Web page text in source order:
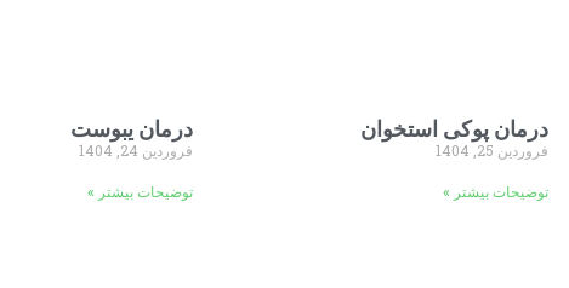
درمان پوکی استخوان
فروردین 25, 1404
توضیحات بیشتر »
درمان یبوست
فروردین 24, 1404
توضیحات بیشتر »